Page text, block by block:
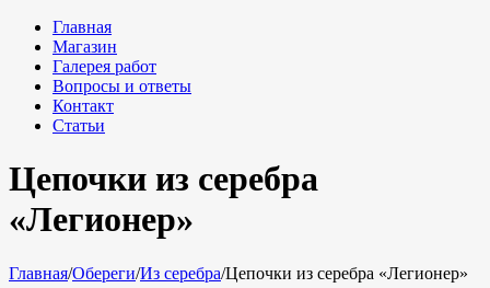
Главная
Магазин
Галерея работ
Вопросы и ответы
Контакт
Статьи
Цепочки из серебра
«Легионер»
Главная/Обереги/Из серебра/Цепочки из серебра «Легионер»